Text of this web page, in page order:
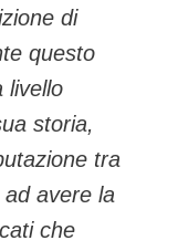
di
questo
livello
storia,
tra
avere la
che